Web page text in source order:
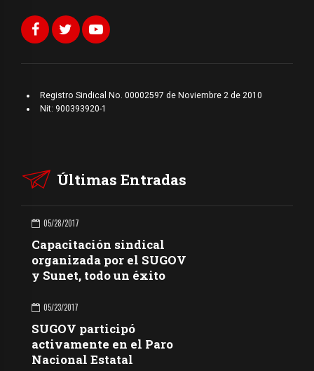
Registro Sindical No. 00002597 de Noviembre 2 de 2010
Nit: 900393920-1
Últimas Entradas
05/28/2017
Capacitación sindical
organizada por el SUGOV
y Sunet, todo un éxito
05/23/2017
SUGOV participó
activamente en el Paro
Nacional Estatal